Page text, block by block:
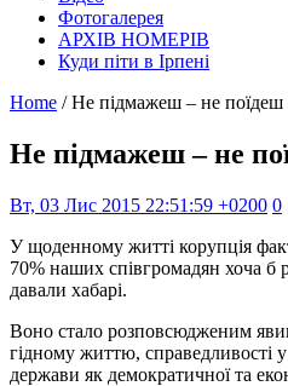
Фотогалерея
АРХІВ НОМЕРІВ
Куди піти в Ірпені
Home / Не підмажеш – не поїдеш
Не підмажеш – не
Вт, 03 Лис 2015 22:51:59 +0200 0
У щоденному житті корупція
70% наших співгромадян хоча б
давали хабарі.
Воно стало розповсюдженим
гідному життю, справедливості
держави як демократичної та